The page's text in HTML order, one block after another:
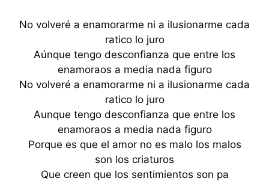
No volveré a enamorarme ni a ilusionarme cada
ratico lo juro
Aúnque tengo desconfianza que entre los
enamoraos a media nada figuro
No volveré a enamorarme ni a ilusionarme cada
ratico lo juro
Aunque tengo desconfianza que entre los
enamoraos a media nada figuro
Porque es que el amor no es malo los malos
son los criaturos
Que creen que los sentimientos son pa